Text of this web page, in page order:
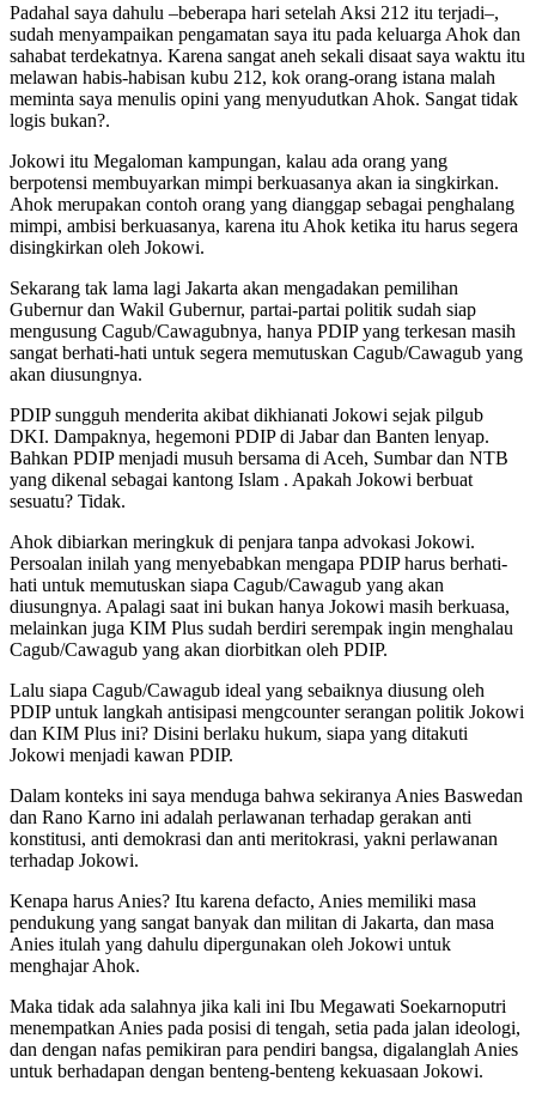
Padahal saya dahulu –beberapa hari setelah Aksi 212 itu terjadi–,
sudah menyampaikan pengamatan saya itu pada keluarga Ahok dan
sahabat terdekatnya. Karena sangat aneh sekali disaat saya waktu itu
melawan habis-habisan kubu 212, kok orang-orang istana malah
meminta saya menulis opini yang menyudutkan Ahok. Sangat tidak
logis bukan?.
Jokowi itu Megaloman kampungan, kalau ada orang yang
berpotensi membuyarkan mimpi berkuasanya akan ia singkirkan.
Ahok merupakan contoh orang yang dianggap sebagai penghalang
mimpi, ambisi berkuasanya, karena itu Ahok ketika itu harus segera
disingkirkan oleh Jokowi.
Sekarang tak lama lagi Jakarta akan mengadakan pemilihan
Gubernur dan Wakil Gubernur, partai-partai politik sudah siap
mengusung Cagub/Cawagubnya, hanya PDIP yang terkesan masih
sangat berhati-hati untuk segera memutuskan Cagub/Cawagub yang
akan diusungnya.
PDIP sungguh menderita akibat dikhianati Jokowi sejak pilgub
DKI. Dampaknya, hegemoni PDIP di Jabar dan Banten lenyap.
Bahkan PDIP menjadi musuh bersama di Aceh, Sumbar dan NTB
yang dikenal sebagai kantong Islam . Apakah Jokowi berbuat
sesuatu? Tidak.
Ahok dibiarkan meringkuk di penjara tanpa advokasi Jokowi.
Persoalan inilah yang menyebabkan mengapa PDIP harus berhati-
hati untuk memutuskan siapa Cagub/Cawagub yang akan
diusungnya. Apalagi saat ini bukan hanya Jokowi masih berkuasa,
melainkan juga KIM Plus sudah berdiri serempak ingin menghalau
Cagub/Cawagub yang akan diorbitkan oleh PDIP.
Lalu siapa Cagub/Cawagub ideal yang sebaiknya diusung oleh
PDIP untuk langkah antisipasi mengcounter serangan politik Jokowi
dan KIM Plus ini? Disini berlaku hukum, siapa yang ditakuti
Jokowi menjadi kawan PDIP.
Dalam konteks ini saya menduga bahwa sekiranya Anies Baswedan
dan Rano Karno ini adalah perlawanan terhadap gerakan anti
konstitusi, anti demokrasi dan anti meritokrasi, yakni perlawanan
terhadap Jokowi.
Kenapa harus Anies? Itu karena defacto, Anies memiliki masa
pendukung yang sangat banyak dan militan di Jakarta, dan masa
Anies itulah yang dahulu dipergunakan oleh Jokowi untuk
menghajar Ahok.
Maka tidak ada salahnya jika kali ini Ibu Megawati Soekarnoputri
menempatkan Anies pada posisi di tengah, setia pada jalan ideologi,
dan dengan nafas pemikiran para pendiri bangsa, digalanglah Anies
untuk berhadapan dengan benteng-benteng kekuasaan Jokowi.